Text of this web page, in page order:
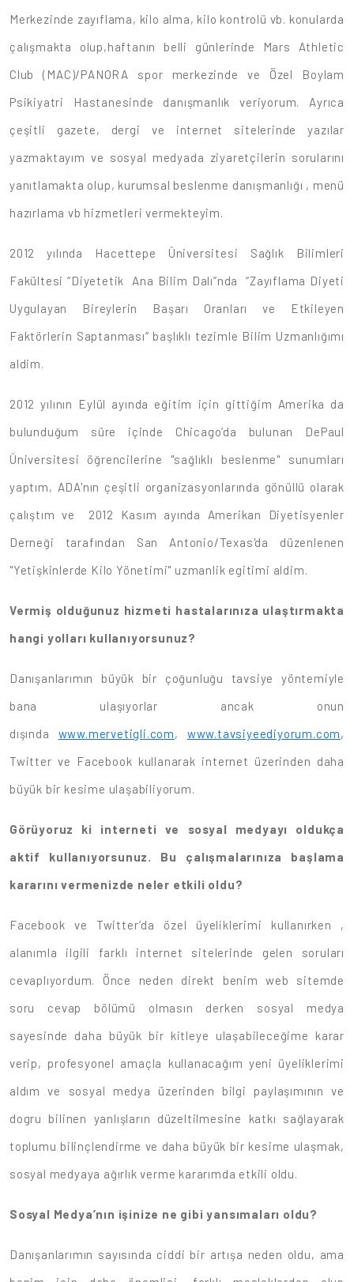
Merkezinde zayıflama, kilo alma, kilo kontrolü vb. konularda
çalışmakta olup,haftanın belli günlerinde Mars Athletic
Club (MAC)/PANORA spor merkezinde ve Özel Boylam
Psikiyatri Hastanesinde danışmanlık veriyorum. Ayrıca
çeşitli gazete, dergi ve internet sitelerinde yazılar
yazmaktayım ve sosyal medyada ziyaretçilerin sorularını
yanıtlamakta olup, kurumsal beslenme danışmanlığı , menü
hazırlama vb hizmetleri vermekteyim.
2012 yılında Hacettepe Üniversitesi Sağlık Bilimleri
Fakültesi “Diyetetik Ana Bilim Dalı”nda “Zayıflama Diyeti
Uygulayan Bireylerin Başarı Oranları ve Etkileyen
Faktörlerin Saptanması“ başlıklı tezimle Bilim Uzmanlığımı
aldim.
2012 yılının Eylül ayında eğitim için gittiğim Amerika da
bulunduğum süre içinde Chicago’da bulunan DePaul
Üniversitesi öğrencilerine "sağlıklı beslenme" sunumları
yaptım, ADA'nın çeşitli organizasyonlarında gönüllü olarak
çalıştım ve 2012 Kasım ayında Amerikan Diyetisyenler
Derneği tarafından San Antonio/Texas'da düzenlenen
"Yetişkinlerde Kilo Yönetimi" uzmanlik egitimi aldim.
Vermiş olduğunuz hizmeti hastalarınıza ulaştırmakta
hangi yolları kullanıyorsunuz?
Danışanlarımın büyük bir çoğunluğu tavsiye yöntemiyle
bana ulaşıyorlar ancak onun
dışında www.mervetigli.com, www.tavsiyeediyorum.com,
Twitter ve Facebook kullanarak internet üzerinden daha
büyük bir kesime ulaşabiliyorum.
Görüyoruz ki interneti ve sosyal medyayı oldukça
aktif kullanıyorsunuz. Bu çalışmalarınıza başlama
kararını vermenizde neler etkili oldu?
Facebook ve Twitter’da özel üyeliklerimi kullanırken ,
alanımla ilgili farklı internet sitelerinde gelen soruları
cevaplıyordum. Önce neden direkt benim web sitemde
soru cevap bölümü olmasın derken sosyal medya
sayesinde daha büyük bir kitleye ulaşabileceğime karar
verip, profesyonel amaçla kullanacağım yeni üyeliklerimi
aldım ve sosyal medya üzerinden bilgi paylaşımının ve
dogru bilinen yanlışların düzeltilmesine katkı sağlayarak
toplumu bilinçlendirme ve daha büyük bir kesime ulaşmak,
sosyal medyaya ağırlık verme kararımda etkili oldu.
Sosyal Medya’nın işinize ne gibi yansımaları oldu?
Danışanlarımın sayısında ciddi bir artışa neden oldu, ama